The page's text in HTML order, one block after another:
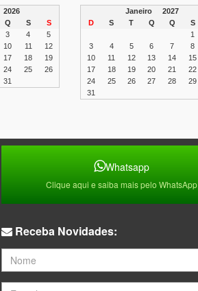
2026
Q S
S
3 4
5
10 11
12
17 18
19
24 25
26
31
Janeiro 2027
D
S T Q Q S
1
3
4 5 6 7 8
10
11 12 13 14 15
17
18 19 20 21 22
24
25 26 27 28 29
31
Whatsapp
Clique aqui e saiba mais pelo WhatsApp
Receba Novidades: